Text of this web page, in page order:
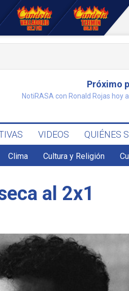
Próximo
NotiRASA con Ronald Rojas hoy
VIDEOS QUIÉNES
Clima Cultura y Religión
al 2x1